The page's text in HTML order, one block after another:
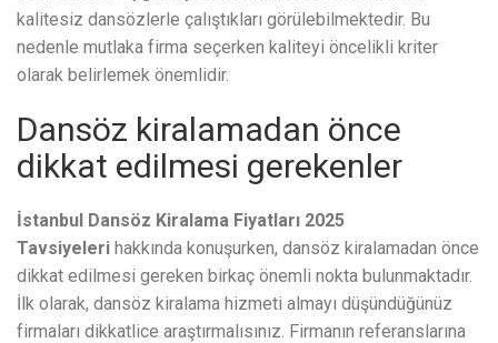
kalitesiz dansözlerle çalıştıkları görülebilmektedir. Bu
nedenle mutlaka firma seçerken kaliteyi öncelikli kriter
olarak belirlemek önemlidir.
Dansöz kiralamadan önce
dikkat edilmesi gerekenler
İstanbul Dansöz Kiralama Fiyatları 2025
Tavsiyeleri hakkında konuşurken, dansöz kiralamadan önce
dikkat edilmesi gereken birkaç önemli nokta bulunmaktadır.
İlk olarak, dansöz kiralama hizmeti almayı düşündüğünüz
firmaları dikkatlice araştırmalısınız. Firmanın referanslarına